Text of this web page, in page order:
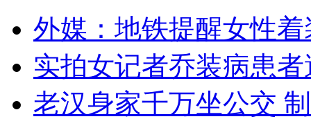
山西运城恶犬咬伤多人 警民合力深夜将其击毙
外媒：地铁提醒女性
实拍女记者乔装病患
老汉身家千万坐公交